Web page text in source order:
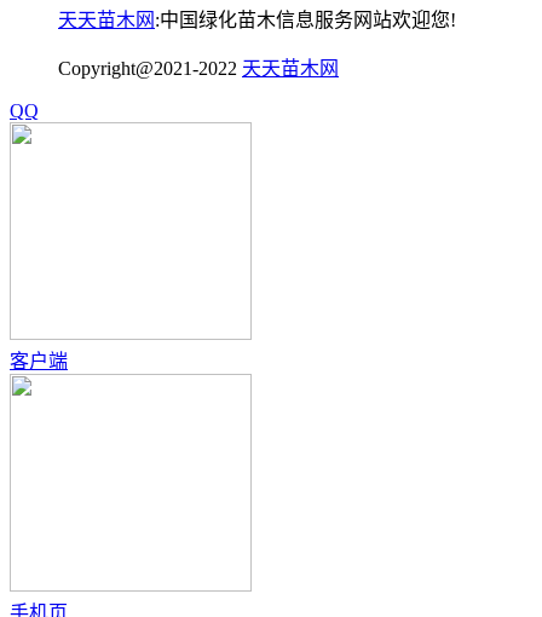
天天苗木网 :中国绿化苗木信息服务网站欢迎您!
Copyright@2021-2022 天天苗木网
QQ
客户端
手机页